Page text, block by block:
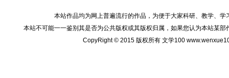
本站作品均为网上普遍流行的作品，为便于大家科研、教学、
本站不可能一一鉴别其是否为公共版权或其版权归属，如果您认为本站某
CopyRight © 2015 版权所有 文学100